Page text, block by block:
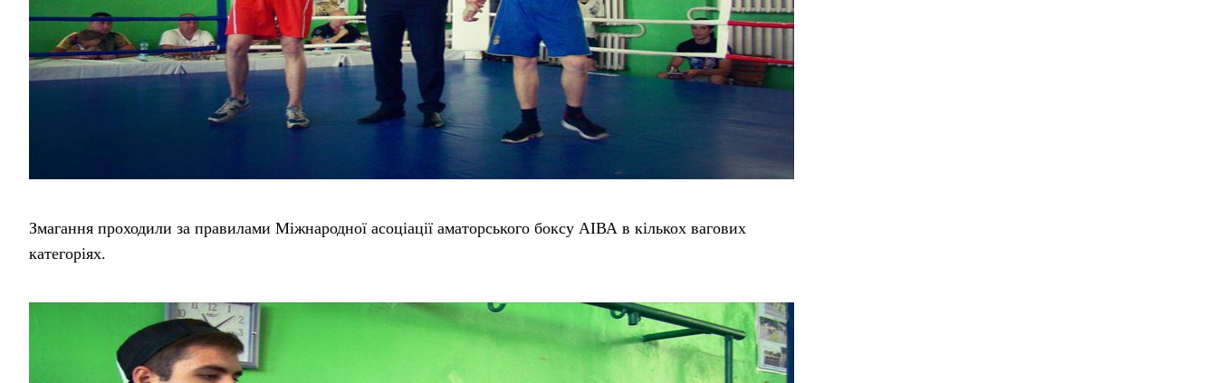
Змагання проходили за правилами Міжнародної асоціації аматорського боксу АІВА в кількох вагових
категоріях.